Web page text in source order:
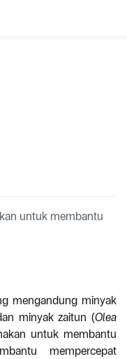
untuk membantu
mengandung minyak
minyak zaitun (Olea
untuk membantu
mempercepat